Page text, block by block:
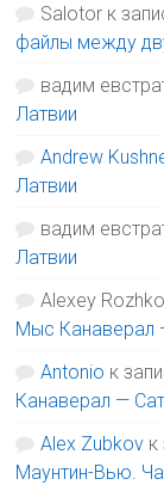
Salotor к
файлы между
вадим
Латвии
Andrew
Латвии
вадим
Латвии
Alexey
Мыс Канаверал
Antonio к
Канаверал —
Alex Zubkov к
Маунтин-Вью.